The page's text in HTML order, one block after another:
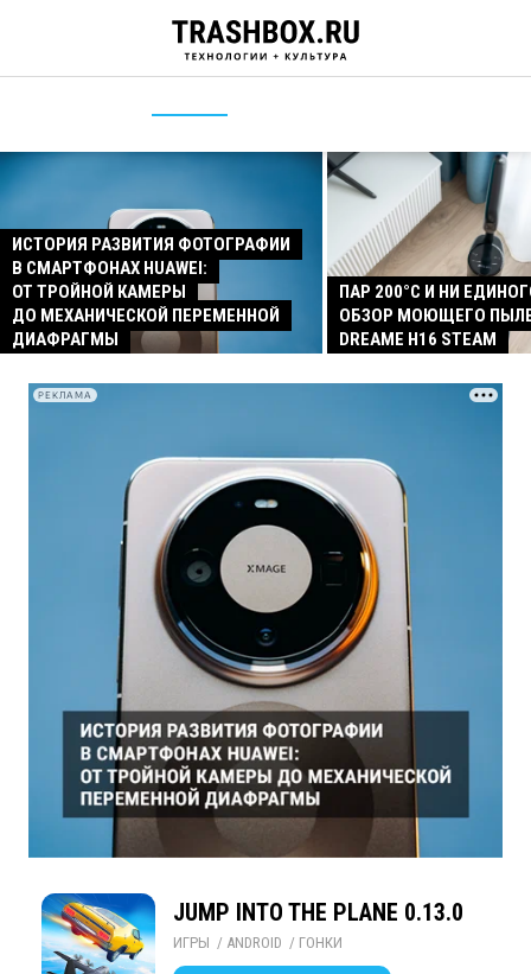
ИСТОРИЯ РАЗВИТИЯ ФОТОГРАФИИ
В СМАРТФОНАХ HUAWEI:
ОТ ТРОЙНОЙ КАМЕРЫ
ДО МЕХАНИЧЕСКОЙ ПЕРЕМЕННОЙ
ДИАФРАГМЫ
ПАР 200°C И НИ
ОБЗОР МОЮЩЕГО
DREAME H16 STEAM
РЕКЛАМА
JUMP INTO THE PLANE 0.13.0
ИГРЫ / ANDROID / ГОНКИ